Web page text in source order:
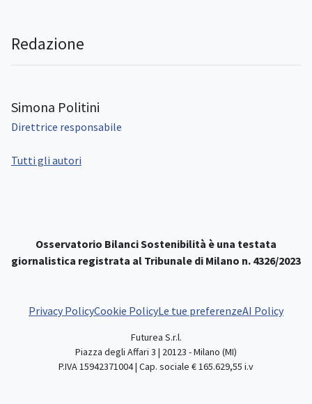
Redazione
Simona Politini
Direttrice responsabile
Tutti gli autori
Osservatorio Bilanci Sostenibilità è una testata
giornalistica registrata al Tribunale di Milano n. 4326/2023
Privacy PolicyCookie PolicyLe tue preferenzeAI Policy
Futurea S.r.l.
Piazza degli Affari 3 | 20123 - Milano (MI)
P.IVA 15942371004 | Cap. sociale € 165.629,55 i.v